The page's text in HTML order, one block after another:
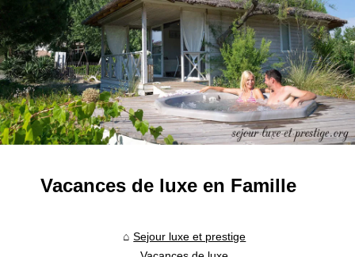
Vacances de luxe en Famille
Sejour luxe et prestige